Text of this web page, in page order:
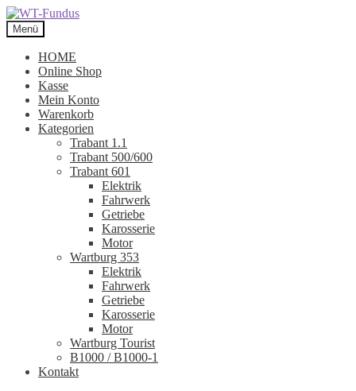
Zur
Navigation
springen
Zum
Inhalt
springen
Menü
HOME
Online Shop
Kasse
Mein Konto
Warenkorb
Kategorien
Trabant 1.1
Trabant 500/600
Trabant 601
Elektrik
Fahrwerk
Getriebe
Karosserie
Motor
Wartburg 353
Elektrik
Fahrwerk
Getriebe
Karosserie
Motor
Wartburg Tourist
B1000 / B1000-1
Kontakt